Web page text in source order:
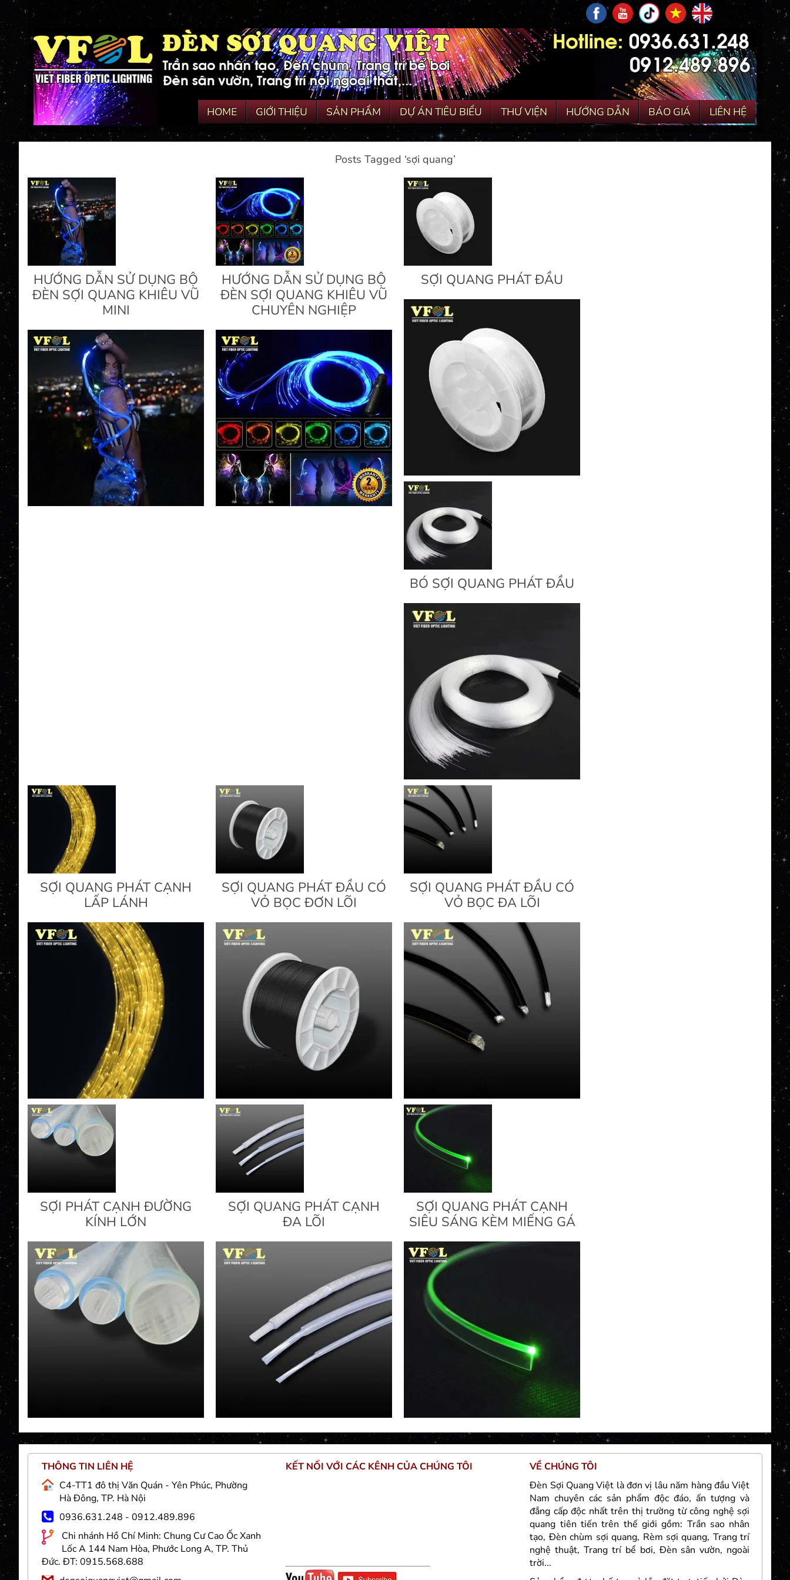
HOME GIỚI THIỆU SẢN PHẨM DỰ ÁN TIÊU BIỂU THƯ VIỆN HƯỚNG DẪN BÁO GIÁ LIÊN HỆ
Posts Tagged ‘sợi quang’
HƯỚNG DẪN SỬ DỤNG BỘ
ĐÈN SỢI QUANG KHIÊU VŨ
MINI
HƯỚNG DẪN SỬ DỤNG BỘ
ĐÈN SỢI QUANG KHIÊU VŨ
CHUYÊN NGHIỆP
SỢI QUANG PHÁT ĐẦU
BÓ SỢI QUANG PHÁT ĐẦU
SỢI QUANG PHÁT CẠNH
LẤP LÁNH
SỢI QUANG PHÁT ĐẦU CÓ
VỎ BỌC ĐƠN LÕI
SỢI QUANG PHÁT ĐẦU CÓ
VỎ BỌC ĐA LÕI
SỢI PHÁT CẠNH ĐƯỜNG
KÍNH LỚN
SỢI QUANG PHÁT CẠNH
ĐA LÕI
SỢI QUANG PHÁT CẠNH
SIÊU SÁNG KÈM MIẾNG GÁ
và
trí
THÔNG TIN LIÊN HỆ
C4-TT1 đô thị Văn Quán - Yên Phúc, Phường
Hà Đông, TP. Hà Nội
0936.631.248 - 0912.489.896
Chi nhánh Hồ Chí Minh: Chung Cư Cao Ốc Xanh
Lốc A 144 Nam Hòa, Phước Long A, TP. Thủ
Đức. ĐT: 0915.568.688
KẾT NỐI VỚI CÁC KÊNH CỦA CHÚNG TÔI
VỀ CHÚNG TÔI
Đèn Sợi Quang Việt là đơn vị lâu năm hàng đầu Việt
Nam chuyên các sản phẩm độc đáo, ấn tượng và
đẳng cấp độc nhất trên thị trường từ công nghệ sợi
quang tiên tiến trên thế giới gồm: Trần sao nhân
tạo, Đèn chùm sợi quang, Rèm sợi quang, Trang trí
nghệ thuật, Trang trí bể bơi, Đèn sân vườn, ngoài
trời...